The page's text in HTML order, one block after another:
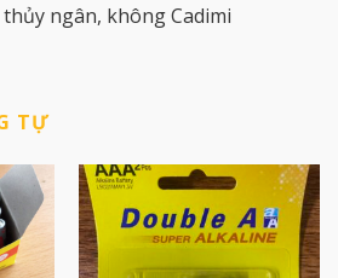
ngân, không Cadimi
TỰ